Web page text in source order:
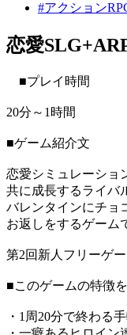
#アクション
恋愛
■プレイ時間
20分～1時間
■ゲーム紹介文
恋愛シミュレーショ
共に成長するライバ
バレンタインにチョ
お返しをするゲーム
第2回新人フリーゲ
■このゲームの特徴
・1周20分で終わる